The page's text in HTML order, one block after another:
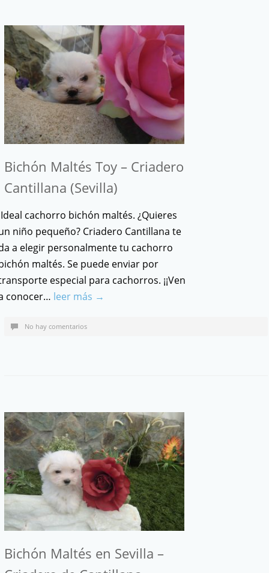
Bichón Maltés Toy – Criadero
Cantillana (Sevilla)
cachorro bichón maltés. ¿Quieres
niño pequeño? Criadero Cantillana te
a elegir personalmente tu cachorro
maltés. Se puede enviar por
especial para cachorros. ¡¡Ven
conocer… leer más →
No hay comentarios
Bichón Maltés en Sevilla –